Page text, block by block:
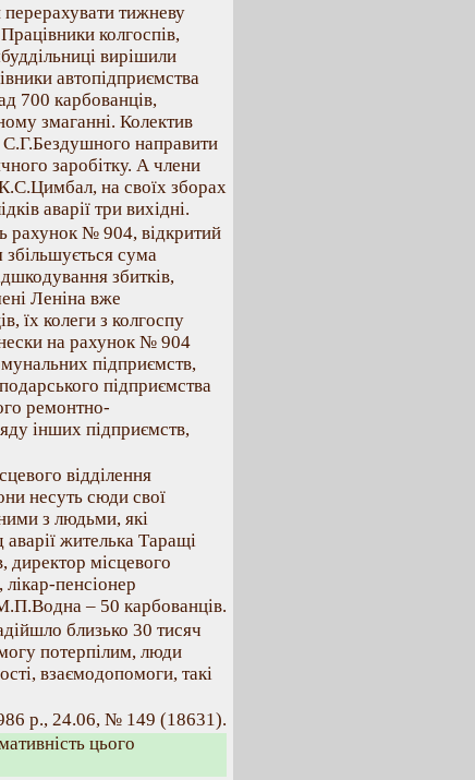
перерахувати тижневу
Працівники колгоспів,
вирішили
автопідприємства
700 карбованців,
змаганні. Колектив
С.Г.Бездушного направити
заробітку. А члени
на своїх зборах
аварії три вихідні.
рахунок № 904, відкритий
сума
збитків,
Леніна вже
їх колеги з колгоспу
на рахунок № 904
підприємств,
підприємства
ремонтно-
інших підприємств,
відділення
несуть сюди свої
з людьми, які
жителька Таращі
директор місцевого
пенсіонер
– 50 карбованців.
близько 30 тисяч
потерпілим, люди
взаємодопомоги, такі
р., 24.06, № 149 (18631).
цього